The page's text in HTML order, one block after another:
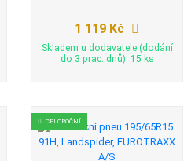
1 119 Kč
Skladem u dodavatele (dodání
do 3 prac. dnů): 15 ks
CELOROČNÍ